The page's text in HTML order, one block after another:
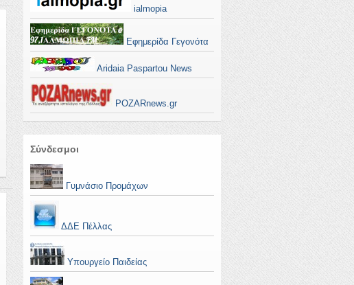
ialmopia
Εφημερίδα Γεγονότα
Aridaia Paspartou News
POZARnews.gr
Σύνδεσμοι
Γυμνάσιο Προμάχων
ΔΔΕ Πέλλας
Υπουργείο Παιδείας